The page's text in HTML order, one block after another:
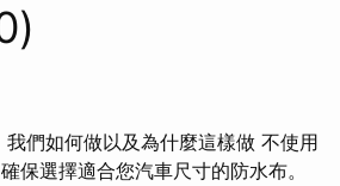
們如何做以及為什麼這樣做 不使用
保選擇適合您汽車尺寸的防水布。